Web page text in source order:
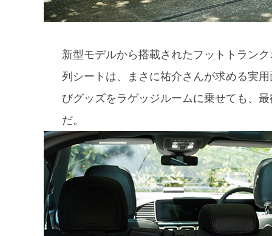
新型モデルから搭載されたフットトラン
列シートは、まさに祐介さんが求める実
びグッズをラゲッジルームに乗せても、
だ。